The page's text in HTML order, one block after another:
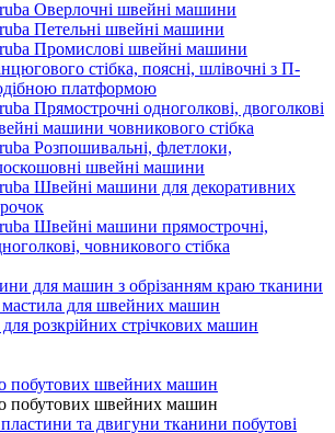
Оверлочні швейні машини
Петельні швейні машини
Промислові швейні машини
стібка, поясні, шлівочні з П-
платформою
Прямострочні одноголкові, двоголкові
машини човникового стібка
Розпошивальні, флетлоки,
швейні машини
Швейні машини для декоративних
Швейні машини прямострочні,
човникового стібка
для машин з обрізанням краю тканини
мастила для швейних машин
для розкрійних стрічкових машин
побутових швейних машин
побутових швейних машин
пластини та двигуни тканини побутові